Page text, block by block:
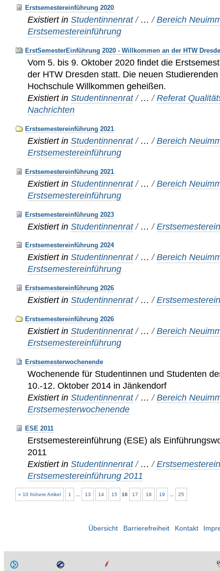
Erstsemestereinführung 2020
Existiert in Studentinnenrat / …/Bereich
Erstsemestereinführung
ErstSemesterEinführung 2020 - Willkommen an der HTW
Vom 5. bis 9. Oktober 2020 findet die
der HTW Dresden statt. Die neuen
Hochschule Willkommen geheißen.
Existiert in Studentinnenrat / …/Referat
Nachrichten
Erstsemestereinführung 2021
Existiert in Studentinnenrat / …/Bereich
Erstsemestereinführung
Erstsemestereinführung 2021
Existiert in Studentinnenrat / …/Bereich
Erstsemestereinführung
Erstsemestereinführung 2023
Existiert in Studentinnenrat / …/
Erstsemestereinführung 2024
Existiert in Studentinnenrat / …/Bereich
Erstsemestereinführung
Erstsemestereinführung 2026
Existiert in Studentinnenrat / …/
Erstsemestereinführung 2026
Existiert in Studentinnenrat / …/Bereich
Erstsemestereinführung
Erstsemesterwochenende
Wochenende für Studentinnen und Studenten
10.-12. Oktober 2014 in Jänkendorf
Existiert in Studentinnenrat / …/Bereich
Erstsemesterwochenende
ESE 2011
Erstsemestereinführung (ESE) als
2011
Existiert in Studentinnenrat / …/
Erstsemestereinführung 2011
« 10 frühere Artikel 1 13 14 15 16 17 18 19 25
Übersicht Barrierefreiheit Kontakt